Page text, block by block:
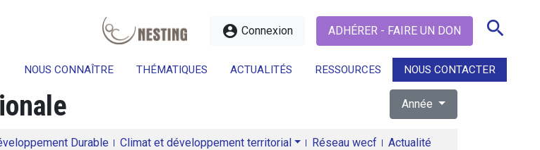
account_circle Connexion ADHÉRER - FAIRE UN DON search
NOUS CONNAÎTRE THÉMATIQUES ACTUALITÉS RESSOURCES NOUS CONTACTER
search
Année
Durable Climat et développement territorial Réseau wecf Actualité